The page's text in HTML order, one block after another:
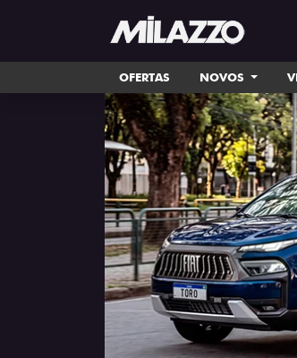
OFERTAS NOVOS